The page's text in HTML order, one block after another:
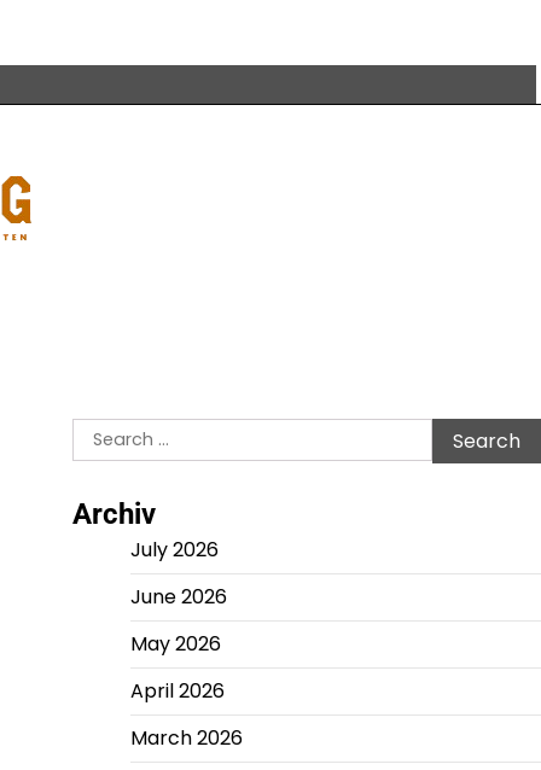
Search
for:
Archiv
July 2026
June 2026
May 2026
April 2026
March 2026